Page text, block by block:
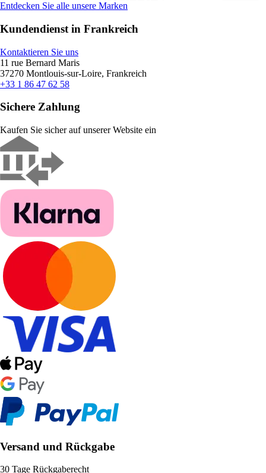
Entdecken Sie alle unsere Marken
Kundendienst in Frankreich
Kontaktieren Sie uns
11 rue Bernard Maris
37270 Montlouis-sur-Loire, Frankreich
+33 1 86 47 62 58
Sichere Zahlung
Kaufen Sie sicher auf unserer Website ein
Versand und Rückgabe
30 Tage Rückgaberecht